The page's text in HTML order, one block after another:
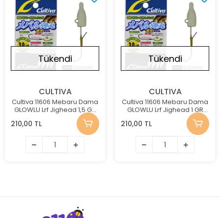
Tükendi
CULTIVA
Cultiva 11606 Mebaru Dama
GLOWLU Lrf Jighead 1,5 GR
210,00 TL
Tükendi
CULTIVA
Cultiva 11606 Mebaru Dama
GLOWLU Lrf Jighead 1 GR
210,00 TL